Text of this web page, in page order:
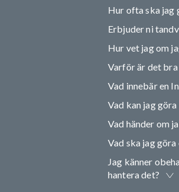
Hur ofta ska jag
Erbjuder ni
Hur vet jag om
Varför är det
Vad innebär en
Vad kan jag
Vad händer om
Vad ska jag
Jag känner
hantera det?